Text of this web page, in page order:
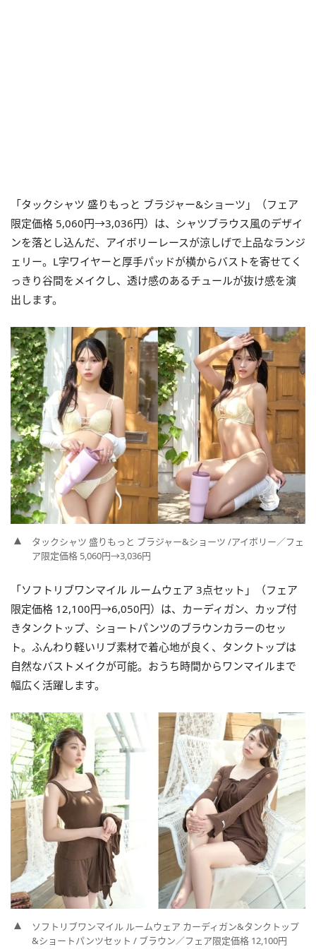
「タックシャツ 盛りもっと ブラジャー&ショーツ」（フェア
限定価格 5,060円→3,036円）は、シャツブラウス風のデザイ
ンを落とし込んだ、アイボリーレースが涼しげで上品なランジ
ェリー。L字ワイヤーと厚手パッドが横からバストを寄せてく
っきり谷間をメイクし、透け感のあるチュールが抜け感を演
出します。
タックシャツ 盛りもっと ブラジャー&ショーツ /アイボリー／フェ
ア限定価格 5,060円→3,036円
「ソフトリブワンマイル ルームウェア 3点セット」（フェア
限定価格 12,100円→6,050円）は、カーディガン、カップ付
きタンクトップ、ショートパンツのブラウンカラーのセッ
ト。ふんわり軽いリブ素材で着心地が良く、タンクトップは
自然なバストメイクが可能。おうち時間からワンマイルまで
幅広く活躍します。
ソフトリブワンマイル ルームウェア カーディガン&タンクトップ
&ショートパンツセット / ブラウン／フェア限定価格 12,100円